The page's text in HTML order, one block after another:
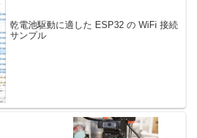
乾電池駆動に適した ESP32 の WiFi 接続
サンプル